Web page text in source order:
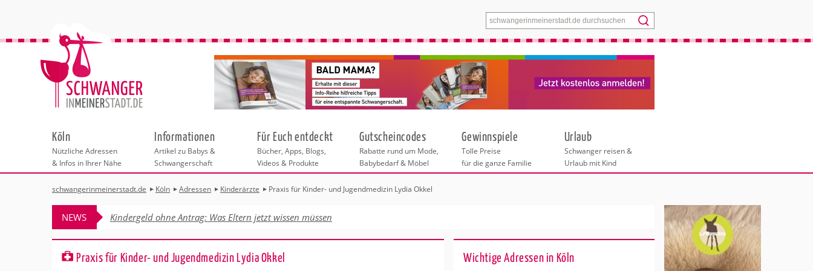
Menü
Köln
Nützliche Adressen
& Infos in Ihrer Nähe
Städteauswahl
Adressen
Hebammen
Geburtshäuser
Frauenärzte
Kinderärzte
Kliniken
Behördengänge &
Checklisten
Beratungsstellen
Kinderwunschzentren in Köln
Schwangerschaftskurse
Erste Hilfe & Beratung
Rückbildung
Sport für Mama & Baby
Kurse fürs Baby
Shopping
Wellness & Gesundheit
Fotografie & Dienstleistungen
Insider-Tipps für Köln
Informationen
Artikel zu Babys &
Schwangerschaft
Für Euch entdeckt
Bücher, Apps, Blogs,
Videos & Produkte
Gutscheincodes
Rabatte rund um Mode,
Babybedarf & Möbel
Gewinnspiele
Tolle Preise
für die ganze Familie
Urlaub
Schwanger reisen &
Urlaub mit Kind
schwangerinmeinerstadt.de Köln Adressen Kinderärzte Praxis für Kinder- und Jugendmedizin Lydia Okkel
NEWS Kindergeld ohne Antrag: Was Eltern jetzt wissen müssen
Praxis für Kinder- und Jugendmedizin Lydia Okkel Wichtige Adressen in Köln